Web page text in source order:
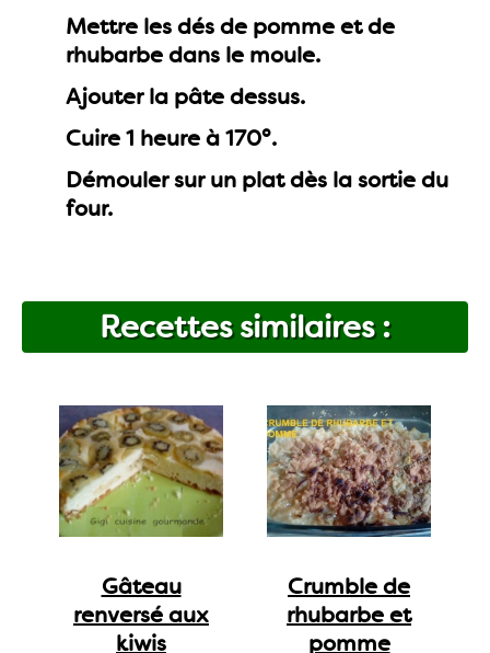
Mettre les dés de pomme et de
rhubarbe dans le moule.
Ajouter la pâte dessus.
Cuire 1 heure à 170°.
Démouler sur un plat dès la sortie du
four.
Recettes similaires :
Gâteau
renversé aux
kiwis
Crumble de
rhubarbe et
pomme